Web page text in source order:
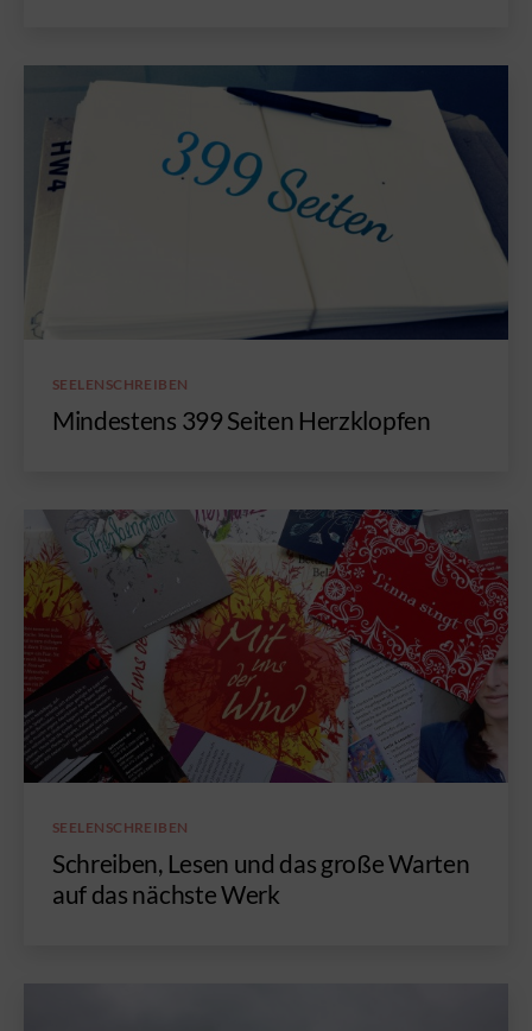
Kategorien
SEELENSCHREIBEN
Mindestens 399 Seiten Herzklopfen
Kategorien
SEELENSCHREIBEN
Schreiben, Lesen und das große Warten
auf das nächste Werk